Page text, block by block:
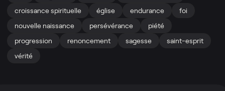
croissance spirituelle
église endurance
foi
nouvelle naissance
persévérance
piété
progression
renoncement sagesse
saint-esprit
vérité